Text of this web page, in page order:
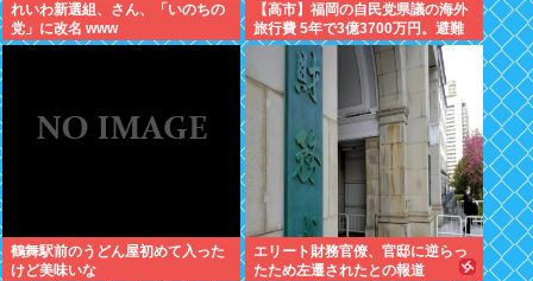
れいわ新選組、さん、「いのちの
党」に改名 www
【高市】福岡の自民党県議の海外
旅行費 5年で3億3700万円。避難
所で使えるテント 1個2万円。
鶴舞駅前のうどん屋初めて入った
けど美味いな
エリート財務官僚、官邸に逆らっ
たため左遷されたとの報道